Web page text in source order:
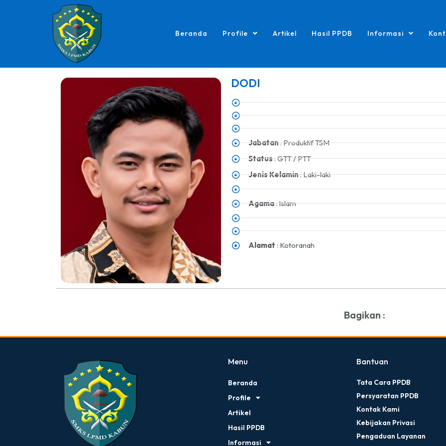
Beranda Profile Artikel Hasil PPDB Informasi
DODI
Jabatan: Produktif TSM
Status: GTT / PTT
Jenis Kelamin: Laki-laki
Agama: Islam
Alamat : Kotoranah
Bagikan :
Menu
Beranda
Profile
Artikel
Hasil PPDB
Informasi
Bantuan
Tata Cara PPDB
Persyaratan PPDB
Kontak Kami
Kebijakan Privasi
Pengaduan Layanan